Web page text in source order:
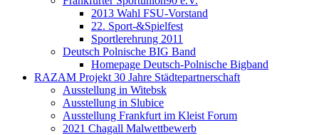
2013 Wahl FSU-Vorstand
22. Sport-&Spielfest
Sportlerehrung 2011
Deutsch Polnische BIG Band
Homepage Deutsch-Polnische Bigband
RAZAM Projekt 30 Jahre Städtepartnerschaft
Ausstellung in Witebsk
Ausstellung in Slubice
Ausstellung Frankfurt im Kleist Forum
2021 Chagall Malwettbewerb